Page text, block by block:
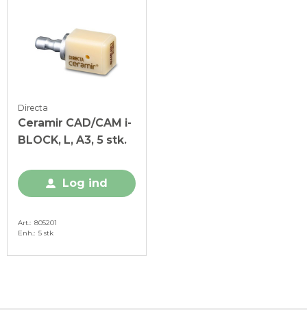
Directa
Ceramir CAD/CAM i-
BLOCK, L, A3, 5 stk.
Log ind
Art.
805201
Enh.
5 stk